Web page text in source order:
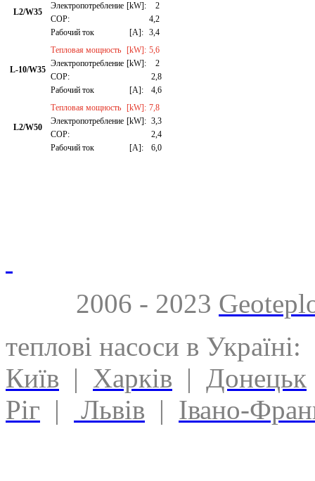
L2/W35
Электропотребление [kW]:
2
СОР:
4,2
Рабочий ток
[A]: 3,4
L-10/W35
Тепловая мощность [kW]: 5,6
Электропотребление [kW]:
2
СОР:
2,8
Рабочий ток
[A]: 4,6
L2/W50
Тепловая мощность [kW]: 7,8
Электропотребление [kW]: 3,3
СОР:
2,4
Рабочий ток
[A]: 6,0
2006 - 2023
теплові насоси в Україні:
Київ | Харків | Донецьк
Ріг | Львів | Івано-